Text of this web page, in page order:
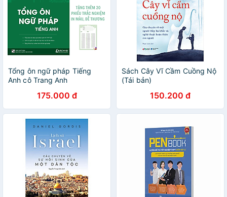
Tổng ôn ngữ pháp Tiếng
Anh cô Trang Anh
175.000 đ
Sách Cây Vĩ Cầm Cuồng Nộ
(Tái bản)
150.200 đ